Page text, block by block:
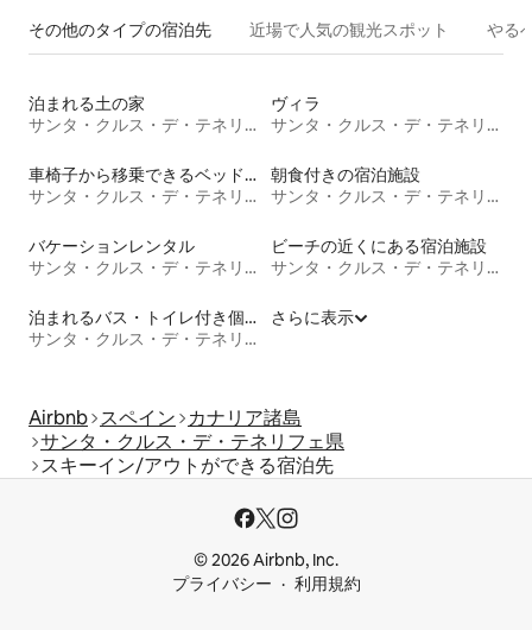
その他のタ⁠イ⁠プ⁠の宿⁠泊⁠先 近場で人気の観光スポット やる
泊まれる土の家
サンタ・クルス・デ・テネリフェ県
ヴィラ
サンタ・クルス・デ・テネリフェ県
車椅子から移乗できるベッドがある宿泊施設
サンタ・クルス・デ・テネリフェ県
朝食付きの宿泊施設
サンタ・クルス・デ・テネリフェ県
バケーションレンタル
サンタ・クルス・デ・テネリフェ県
ビーチの近くにある宿泊施設
サンタ・クルス・デ・テネリフェ県
泊まれるバス・トイレ付き個室
サンタ・クルス・デ・テネリフェ県
さらに表示
Airbnb スペイン
カナリア諸島
サンタ・クルス・デ・テネリフェ県
スキーイン/アウトができる宿泊先
© 2026 Airbnb, Inc.
プライバシー
利用規約